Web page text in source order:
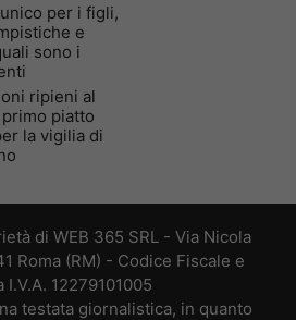
per i figli,
e
sono i
ripieni al
piatto
la vigilia di
di WEB 365 SRL - Via Nicola
Roma (RM) - Codice Fiscale e
I.V.A. 12279101005
testata giornalistica, in quanto